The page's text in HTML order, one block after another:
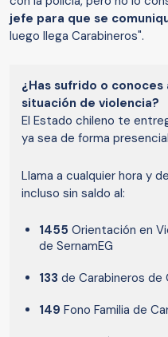
jefe para que se
luego llega Carabineros".
¿Has sufrido o conoces
situación de violencia?
El Estado chileno te
ya sea de forma
Llama a cualquier hora y
incluso sin saldo al:
1455 Orientación en
de SernamEG
133 de Carabineros de
149 Fono Familia de